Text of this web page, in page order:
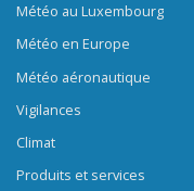
Météo au Luxembourg
Météo en Europe
Météo aéronautique
Vigilances
Climat
Produits et services